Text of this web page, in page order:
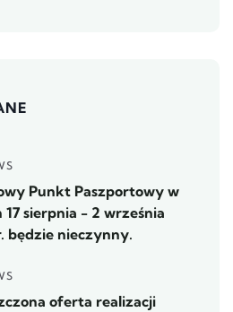
Punkt Paszportowy w
17 sierpnia - 2 września
będzie nieczynny.
oferta realizacji